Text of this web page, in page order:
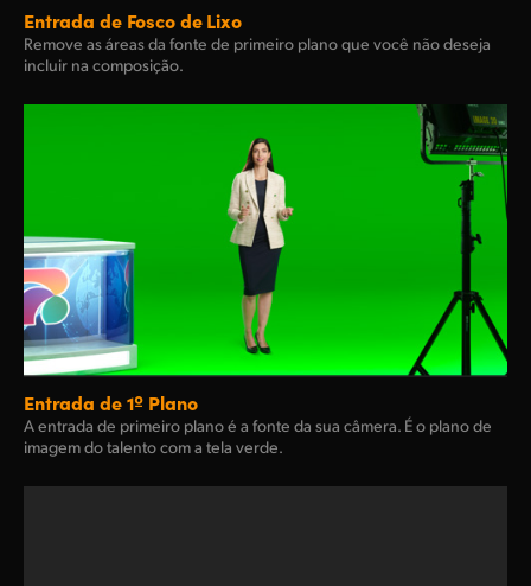
Entrada de Fosco de Lixo
Remove as áreas da fonte de primeiro plano que você não deseja
incluir na composição.
Entrada de 1º Plano
A entrada de primeiro plano é a fonte da sua câmera. É o plano de
imagem do talento com a tela verde.